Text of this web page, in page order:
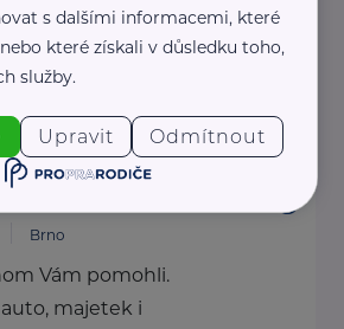
cs_CZ/pobocky-
Kalus.html
675
Brno
Vám pomohli.
majetek i
s dalšími informacemi, které
které získali v důsledku toho,
služby.
Upravit Odmítnout